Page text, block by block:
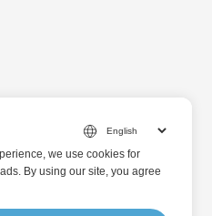
we use cookies for
By using our site, you agree